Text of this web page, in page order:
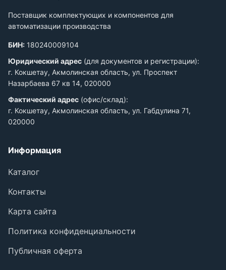
Поставщик комплектующих и компонентов для
автоматизации производства
БИН: 180240009104
Юридический адрес (для документов и регистрации):
г. Кокшетау, Акмолинская область, ул. Проспект
Назарбаева 67 кв 14, 020000
Фактический адрес (офис/склад):
г. Кокшетау, Акмолинская область, ул. Габдулина 71,
020000
Информация
Каталог
Контакты
Карта сайта
Политика конфиденциальности
Публичная оферта